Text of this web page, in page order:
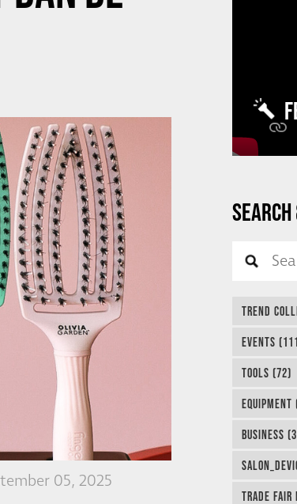
05, 2025
TREND
EVENTS
TOOLS (72)
BUSINESS
TRADE